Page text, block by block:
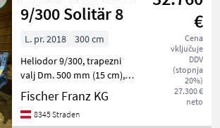
9/300 Solitär 8
€
Cena
vključuje
DDV
(stopnja
20%)
27.300 €
neto
L. pr. 2018
300 cm
Heliodor 9/300, trapezni
valj Dm. 500 mm (15 cm),
stranski omejevalni diski,
hidravlično nastavljanje
globine. Solitair 8/300,
Fischer Franz KG
8345 Straden